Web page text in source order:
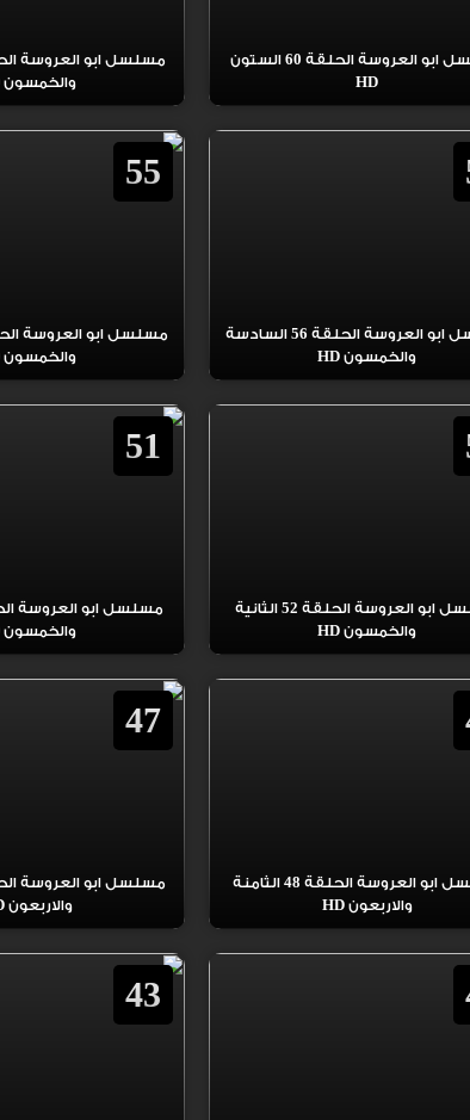
مسلسل ابو العروسة الحلقة 60 الستون
HD
والخمسون HD
مسلسل ابو العروسة الحلقة 56 السادسة
والخمسون HD
55
والخمسون HD
مسلسل ابو العروسة الحلقة 52 الثانية
والخمسون HD
51
والخمسون HD
مسلسل ابو العروسة الحلقة 48 الثامنة
والاربعون HD
47
والاربعون HD
43